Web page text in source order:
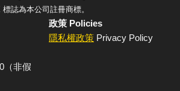
誌為本公司註冊商標。
（非假
政策 Policies
隱私權政策 Privacy Policy